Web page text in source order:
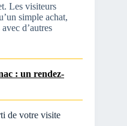
Les visiteurs
simple achat,
d’autres
: un rendez-
de votre visite